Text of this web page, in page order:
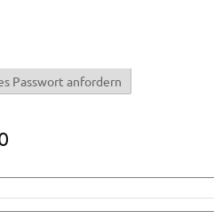
Passwort anfordern